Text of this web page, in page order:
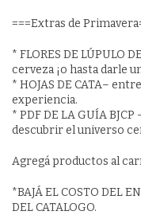
===Extras de
* FLORES DE LÚPULO
cerveza ¡o hasta darle
* HOJAS DE CATA–
experiencia.
* PDF DE LA GUÍA
descubrir el universo
Agregá productos al
*BAJÁ EL COSTO DEL
DEL CATALOGO.